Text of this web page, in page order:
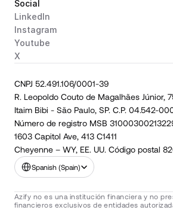
Social
LinkedIn
Instagram
Youtube
X
CNPJ 52.491.106/0001-39
R. Leopoldo Couto de Magalhães Júnior,
Itaim Bibi - São Paulo, SP. C.P. 04.542-
Número de registro MSB
1603 Capitol Ave, 413 C1411
Cheyenne – WY, EE. UU. Código postal
Select Language
Spanish (Spain)
Azify no es una institución financiera y no
financieros exclusivos de entidades